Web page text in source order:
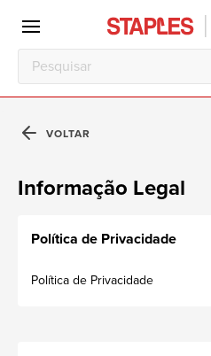
Escritório
Local
Trabalho
VOLTAR
Informação Legal
Política de Privacidade
Política de Privacidade